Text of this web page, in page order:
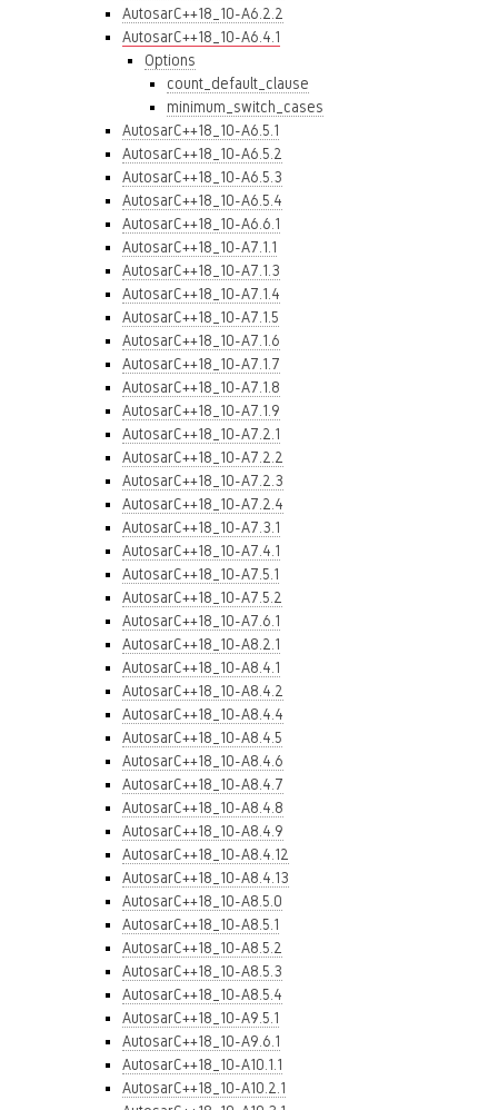
AutosarC++18_10-A6.2.2
AutosarC++18_10-A6.4.1
Options
count_default_clause
minimum_switch_cases
AutosarC++18_10-A6.5.1
AutosarC++18_10-A6.5.2
AutosarC++18_10-A6.5.3
AutosarC++18_10-A6.5.4
AutosarC++18_10-A6.6.1
AutosarC++18_10-A7.1.1
AutosarC++18_10-A7.1.3
AutosarC++18_10-A7.1.4
AutosarC++18_10-A7.1.5
AutosarC++18_10-A7.1.6
AutosarC++18_10-A7.1.7
AutosarC++18_10-A7.1.8
AutosarC++18_10-A7.1.9
AutosarC++18_10-A7.2.1
AutosarC++18_10-A7.2.2
AutosarC++18_10-A7.2.3
AutosarC++18_10-A7.2.4
AutosarC++18_10-A7.3.1
AutosarC++18_10-A7.4.1
AutosarC++18_10-A7.5.1
AutosarC++18_10-A7.5.2
AutosarC++18_10-A7.6.1
AutosarC++18_10-A8.2.1
AutosarC++18_10-A8.4.1
AutosarC++18_10-A8.4.2
AutosarC++18_10-A8.4.4
AutosarC++18_10-A8.4.5
AutosarC++18_10-A8.4.6
AutosarC++18_10-A8.4.7
AutosarC++18_10-A8.4.8
AutosarC++18_10-A8.4.9
AutosarC++18_10-A8.4.12
AutosarC++18_10-A8.4.13
AutosarC++18_10-A8.5.0
AutosarC++18_10-A8.5.1
AutosarC++18_10-A8.5.2
AutosarC++18_10-A8.5.3
AutosarC++18_10-A8.5.4
AutosarC++18_10-A9.5.1
AutosarC++18_10-A9.6.1
AutosarC++18_10-A10.1.1
AutosarC++18_10-A10.2.1